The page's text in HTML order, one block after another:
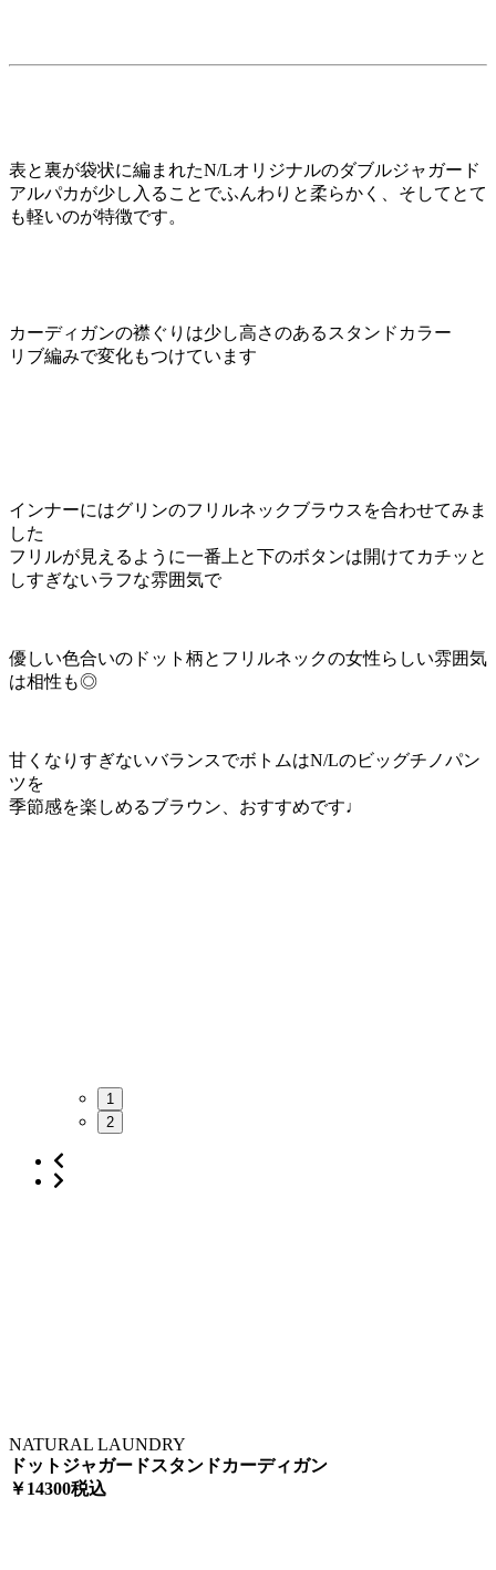
表と裏が袋状に編まれたN/Lオリジナルのダブルジャガード
アルパカが少し入ることでふんわりと柔らかく、そしてとて
も軽いのが特徴です。
カーディガンの襟ぐりは少し高さのあるスタンドカラー
リブ編みで変化もつけています
インナーにはグリンのフリルネックブラウスを合わせてみま
した
フリルが見えるように一番上と下のボタンは開けてカチッと
しすぎないラフな雰囲気で
優しい色合いのドット柄とフリルネックの女性らしい雰囲気
は相性も◎
甘くなりすぎないバランスでボトムはN/Lのビッグチノパン
ツを
季節感を楽しめるブラウン、おすすめです♩
1
2
NATURAL LAUNDRY
ドットジャガードスタンドカーディガン
￥14300税込